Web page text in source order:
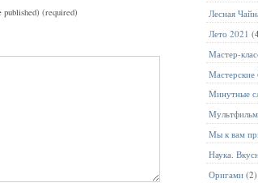
(required)
Лесная
Лето 2021
Мастер-
Мастерские
Минутные
Мы к вам
Наука.
Оригами (2)